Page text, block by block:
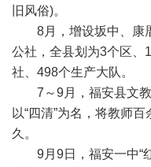
旧风俗)。
8月，增设坂中、康厝
公社，全县划为3个区、
社、498个生产大队。
7～9月，福安县文教
以“四清”为名，将教师
久。
9月9日，福安一中“红